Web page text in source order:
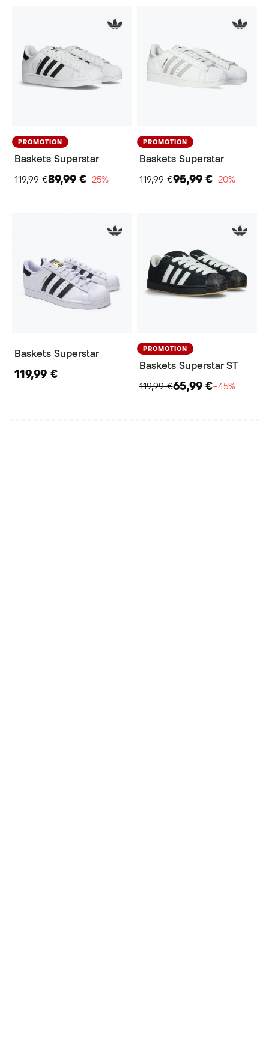
PROMOTION
Baskets Superstar
119,99 €89,99 €−25%
PROMOTION
Baskets Superstar
119,99 €95,99 €−20%
Baskets Superstar
119,99 €
PROMOTION
Baskets Superstar ST
119,99 €65,99 €−45%